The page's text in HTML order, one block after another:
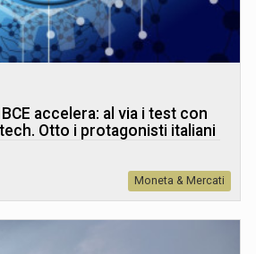
accelera: al via i test con
Otto i protagonisti italiani
Moneta & Mercati